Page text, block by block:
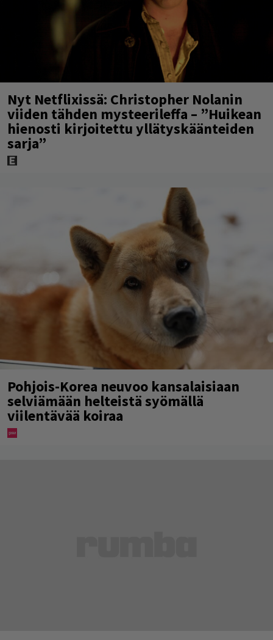
Nyt Netflixissä: Christopher Nolanin
viiden tähden mysteerileffa – ”Huikean
hienosti kirjoitettu yllätyskäänteiden
sarja”
Pohjois-Korea neuvoo kansalaisiaan
selviämään helteistä syömällä
viilentävää koiraa